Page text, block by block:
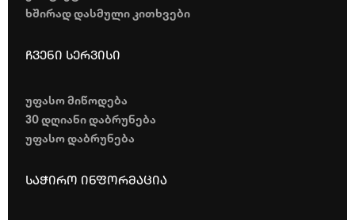
ხშირად დასმული კითხვები
ჩვენი სერვისი
უფასო მიწოდება
30 დღიანი დაბრუნება
უფასო დაბრუნება
საჭირო ინფორმაცია